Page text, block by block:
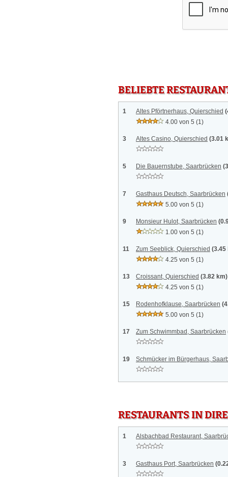
BELIEBTE
1 Altes Pförtnerhaus, Quierschied
4.00 von 5 (1)
3 Altes Casino, Quierschied (3.01
5 Die Bauernstube, Saarbrücken
7 Gasthaus Deutsch, Saarbrücken
5.00 von 5 (1)
9 Monsieur Hulot, Saarbrücken
1.00 von 5 (1)
11 Zum Seeblick, Quierschied (3.45
4.25 von 5 (1)
13 Croissant, Quierschied (3.82 km)
4.25 von 5 (1)
15 Rodenhofklause, Saarbrücken
5.00 von 5 (1)
17 Zum Schwimmbad, Saarbrücken
19 Schmücker im Bürgerhaus,
RESTAURANTS IN
1 Alsbachbad Restaurant,
3 Gasthaus Port, Saarbrücken